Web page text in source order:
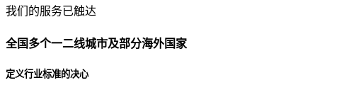
贵公司预算范围是？
贵公司的团队规模是？
我们的服务已触达
全国多个一二线城市及部分海外国家
定义行业标准的决心